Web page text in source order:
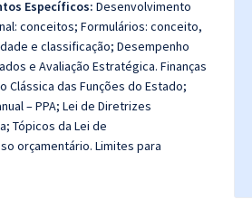
Específicos: Desenvolvimento
conceitos; Formulários: conceito,
e classificação; Desempenho
e Avaliação Estratégica. Finanças
Clássica das Funções do Estado;
– PPA; Lei de Diretrizes
Tópicos da Lei de
orçamentário. Limites para